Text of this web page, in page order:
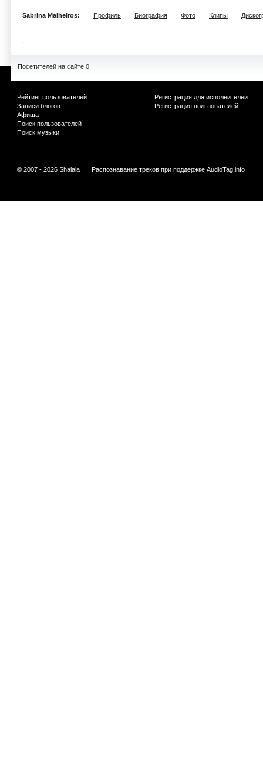
Sabrina Malheiros: Профиль Биография Фото Клипы
Посетителей на сайте 0
Рейтинг пользователей
Записи блогов
Афиша
Поиск пользователей
Поиск музыки
Регистрация для исполнителей
Регистрация пользователей
© 2007 - 2026 Shalala Распознавание треков при поддержке AudioTag.info